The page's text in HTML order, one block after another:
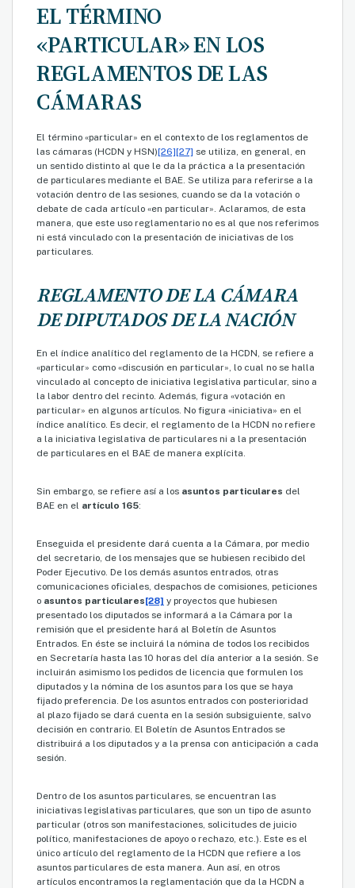
EL TÉRMINO
«PARTICULAR» EN LOS
REGLAMENTOS DE LAS
CÁMARAS
El término «particular» en el contexto de los reglamentos de
las cámaras (HCDN y HSN)[26][27] se utiliza, en general, en
un sentido distinto al que le da la práctica a la presentación
de particulares mediante el BAE. Se utiliza para referirse a la
votación dentro de las sesiones, cuando se da la votación o
debate de cada artículo «en particular». Aclaramos, de esta
manera, que este uso reglamentario no es al que nos referimos
ni está vinculado con la presentación de iniciativas de los
particulares.
REGLAMENTO DE LA CÁMARA
DE DIPUTADOS DE LA NACIÓN
En el índice analítico del reglamento de la HCDN, se refiere a
«particular» como «discusión en particular», lo cual no se halla
vinculado al concepto de iniciativa legislativa particular, sino a
la labor dentro del recinto. Además, figura «votación en
particular» en algunos artículos. No figura «iniciativa» en el
índice analítico. Es decir, el reglamento de la HCDN no refiere
a la iniciativa legislativa de particulares ni a la presentación
de particulares en el BAE de manera explícita.
Sin embargo, se refiere así a los asuntos particulares del
BAE en el artículo 165:
Enseguida el presidente dará cuenta a la Cámara, por medio
del secretario, de los mensajes que se hubiesen recibido del
Poder Ejecutivo. De los demás asuntos entrados, otras
comunicaciones oficiales, despachos de comisiones, peticiones
o asuntos particulares[28] y proyectos que hubiesen
presentado los diputados se informará a la Cámara por la
remisión que el presidente hará al Boletín de Asuntos
Entrados. En éste se incluirá la nómina de todos los recibidos
en Secretaría hasta las 10 horas del día anterior a la sesión. Se
incluirán asimismo los pedidos de licencia que formulen los
diputados y la nómina de los asuntos para los que se haya
fijado preferencia. De los asuntos entrados con posterioridad
al plazo fijado se dará cuenta en la sesión subsiguiente, salvo
decisión en contrario. El Boletín de Asuntos Entrados se
distribuirá a los diputados y a la prensa con anticipación a cada
sesión.
Dentro de los asuntos particulares, se encuentran las
iniciativas legislativas particulares, que son un tipo de asunto
particular (otros son manifestaciones, solicitudes de juicio
político, manifestaciones de apoyo o rechazo, etc.). Este es el
único artículo del reglamento de la HCDN que refiere a los
asuntos particulares de esta manera. Aun así, en otros
artículos encontramos la reglamentación que da la HCDN a